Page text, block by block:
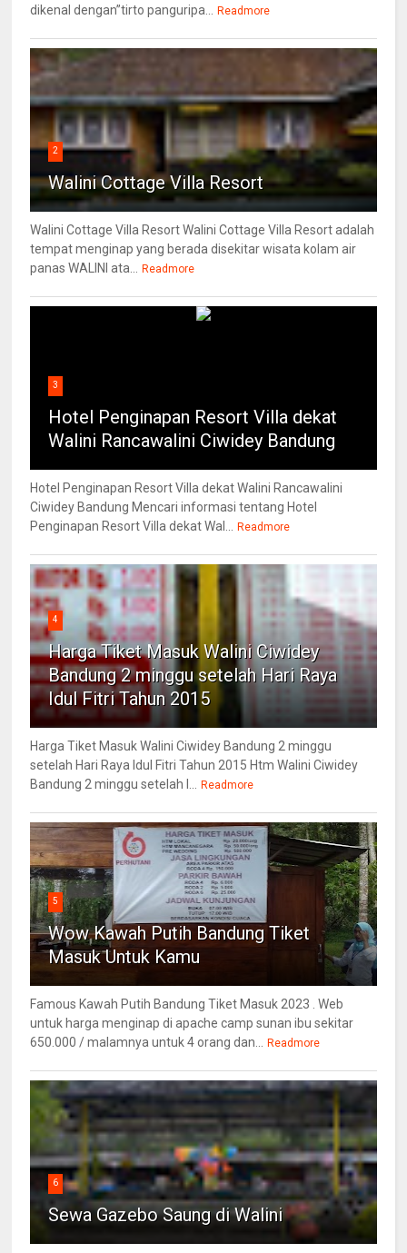
dikenal dengan”tirto panguripa... Readmore
2
Walini Cottage Villa Resort
Walini Cottage Villa Resort Walini Cottage Villa Resort adalah
tempat menginap yang berada disekitar wisata kolam air
panas WALINI ata...
Readmore
3
Hotel Penginapan Resort Villa dekat
Walini Rancawalini Ciwidey Bandung
Hotel Penginapan Resort Villa dekat Walini Rancawalini
Ciwidey Bandung Mencari informasi tentang Hotel
Penginapan Resort Villa dekat Wal...
Readmore
4
Harga Tiket Masuk Walini Ciwidey
Bandung 2 minggu setelah Hari Raya
Idul Fitri Tahun 2015
Harga Tiket Masuk Walini Ciwidey Bandung 2 minggu
setelah Hari Raya Idul Fitri Tahun 2015 Htm Walini Ciwidey
Bandung 2 minggu setelah l...
Readmore
5
Wow Kawah Putih Bandung Tiket
Masuk Untuk Kamu
Famous Kawah Putih Bandung Tiket Masuk 2023 . Web
untuk harga menginap di apache camp sunan ibu sekitar
650.000 / malamnya untuk 4 orang dan...
Readmore
6
Sewa Gazebo Saung di Walini